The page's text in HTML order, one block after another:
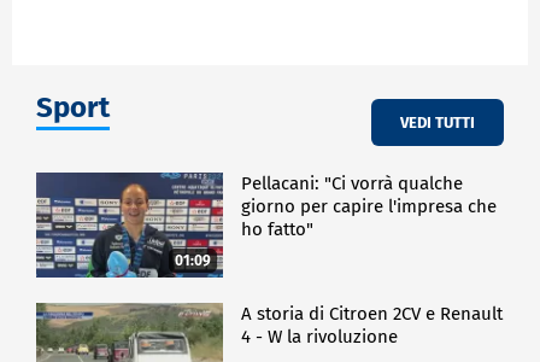
Sport VEDI TUTTI
01:09
Pellacani: "Ci vorrà qualche
giorno per capire l'impresa che
ho fatto"
A storia di Citroen 2CV e Renault
4 - W la rivoluzione